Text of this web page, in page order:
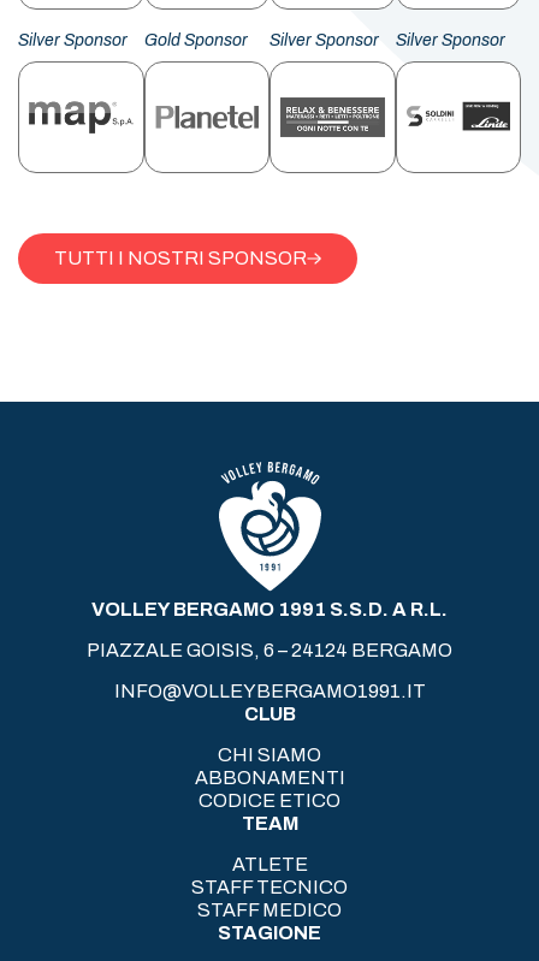
Silver Sponsor Gold Sponsor Silver Sponsor Silver Sponsor
TUTTI I NOSTRI SPONSOR
VOLLEY BERGAMO 1991 S.S.D. A R.L.
PIAZZALE GOISIS, 6 – 24124 BERGAMO
INFO@VOLLEYBERGAMO1991.IT
CLUB
CHI SIAMO
ABBONAMENTI
CODICE ETICO
TEAM
ATLETE
STAFF TECNICO
STAFF MEDICO
STAGIONE